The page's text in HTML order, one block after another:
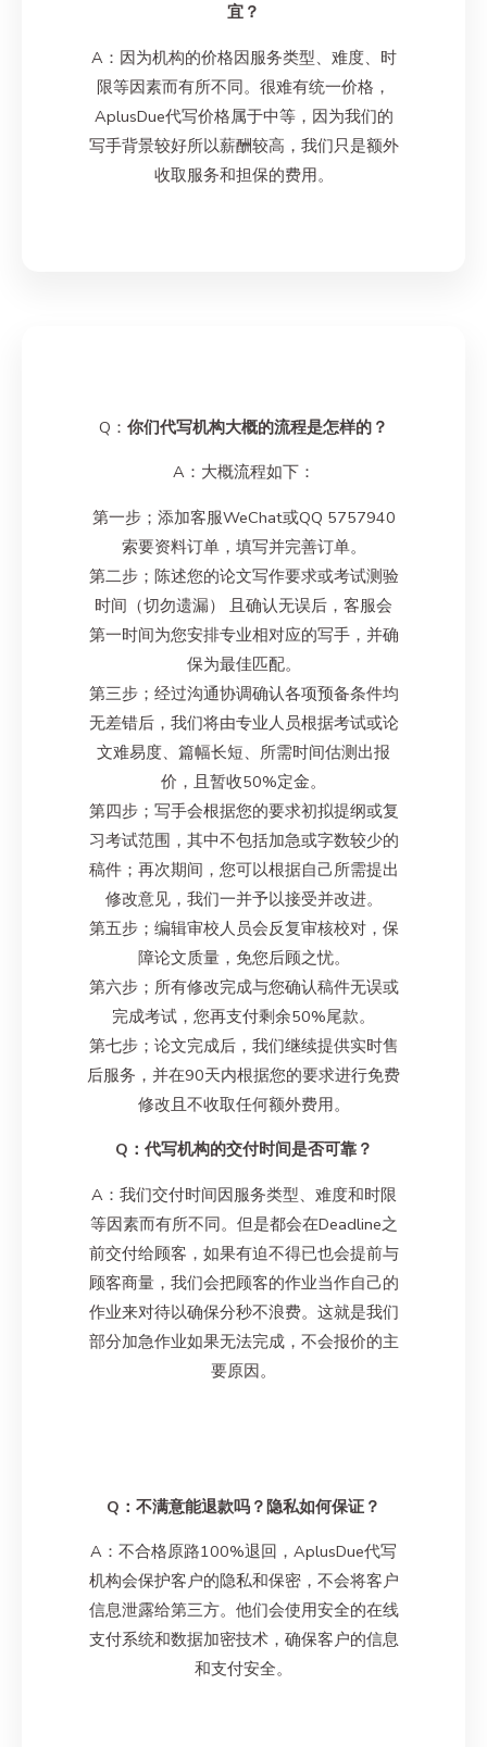
宜？
A：因为机构的价格因服务类型、难度、时
限等因素而有所不同。很难有统一价格，
AplusDue代写价格属于中等，因为我们的
写手背景较好所以薪酬较高，我们只是额外
收取服务和担保的费用。
Q： 你们代写机构大概的流程是怎样的？
A：大概流程如下：
第一步；添加客服WeChat或QQ 5757940
索要资料订单，填写并完善订单。
第二步；陈述您的论文写作要求或考试测验
时间（切勿遗漏） 且确认无误后，客服会
第一时间为您安排专业相对应的写手，并确
保为最佳匹配。
第三步；经过沟通协调确认各项预备条件均
无差错后，我们将由专业人员根据考试或论
文难易度、篇幅长短、所需时间估测出报
价，且暂收50%定金。
第四步；写手会根据您的要求初拟提纲或复
习考试范围，其中不包括加急或字数较少的
稿件；再次期间，您可以根据自己所需提出
修改意见，我们一并予以接受并改进。
第五步；编辑审校人员会反复审核校对，保
障论文质量，免您后顾之忧。
第六步；所有修改完成与您确认稿件无误或
完成考试，您再支付剩余50%尾款。
第七步；论文完成后，我们继续提供实时售
后服务，并在90天内根据您的要求进行免费
修改且不收取任何额外费用。
Q：代写机构的交付时间是否可靠？
A：我们交付时间因服务类型、难度和时限
等因素而有所不同。但是都会在Deadline之
前交付给顾客，如果有迫不得已也会提前与
顾客商量，我们会把顾客的作业当作自己的
作业来对待以确保分秒不浪费。这就是我们
部分加急作业如果无法完成，不会报价的主
要原因。
Q：不满意能退款吗？隐私如何保证？
A：不合格原路100%退回，AplusDue代写
机构会保护客户的隐私和保密，不会将客户
信息泄露给第三方。他们会使用安全的在线
支付系统和数据加密技术，确保客户的信息
和支付安全。